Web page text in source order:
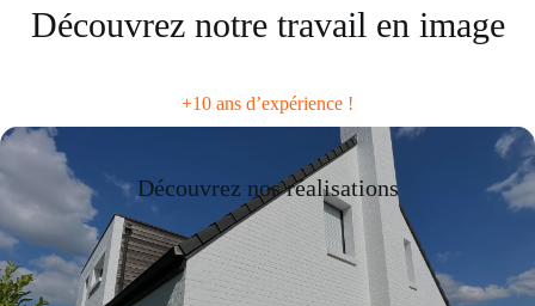
Découvrez notre travail en image
+10 ans d’expérience !
Découvrez nos réalisations